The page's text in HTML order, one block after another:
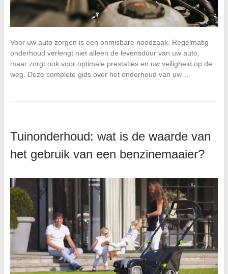
Voor uw auto zorgen is een onmisbare noodzaak. Regelmatig
onderhoud verlengt niet alleen de levensduur van uw auto,
maar zorgt ook voor optimale prestaties en uw veiligheid op de
weg. Deze complete gids over het onderhoud van uw…
Tuinonderhoud: wat is de waarde van
het gebruik van een benzinemaaier?